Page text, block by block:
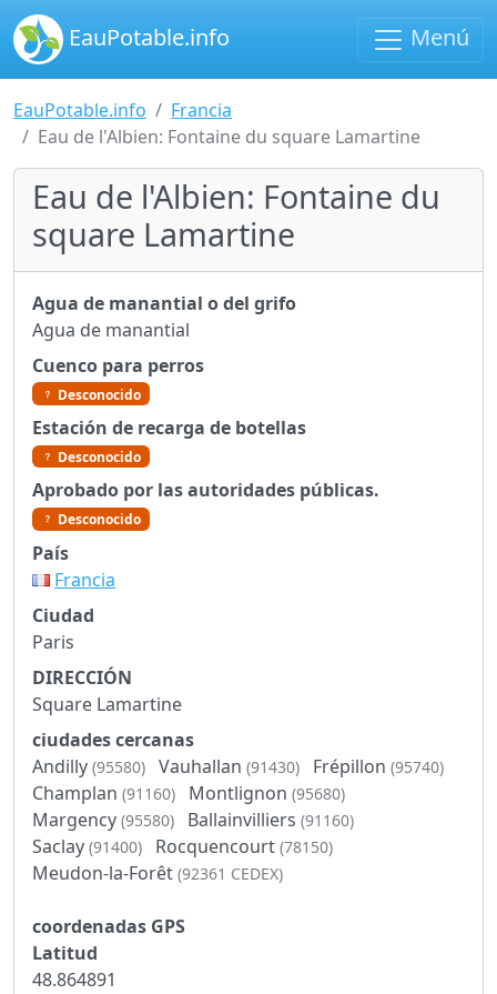
EauPotable.info Menú
EauPotable.info
Francia
Eau de l'Albien: Fontaine du square Lamartine
Eau de l'Albien: Fontaine du
square Lamartine
Agua de manantial o del grifo
Agua de manantial
Cuenco para perros
Desconocido
Estación de recarga de botellas
Desconocido
Aprobado por las autoridades públicas.
Desconocido
País
Francia
Ciudad
Paris
DIRECCIÓN
Square Lamartine
ciudades cercanas
Andilly (95580) Vauhallan (91430) Frépillon (95740)
Champlan (91160) Montlignon (95680)
Margency (95580) Ballainvilliers (91160)
Saclay (91400) Rocquencourt (78150)
Meudon-la-Forêt (92361 CEDEX)
coordenadas GPS
Latitud
48.864891